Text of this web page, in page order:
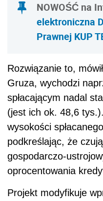
NOWOŚĆ na
elektroniczna
Prawnej KUP
Rozwiązanie to,
Gruza, wychodzi
spłacającym nadal
(jest ich ok. 48,6
wysokości
podkreślając, że
gospodarczo-
oprocentowania
Projekt modyfikuje